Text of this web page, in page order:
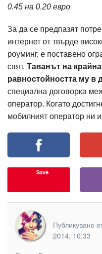
0.45 на 0.20 евро
За да се предпазят
интернет от твърде
роуминг, е поставено
свят. Таванът на
равностойността му в
специална договорка
оператор. Когато
мобилният оператор ни
Save
Публикувано
2014, 10:33